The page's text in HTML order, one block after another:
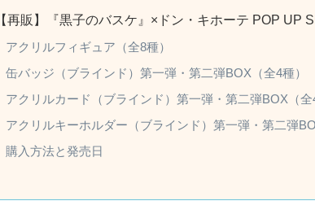
【再販】『黒子のバスケ』×ドン・キホーテ POP UP
アクリルフィギュア（全8種）
缶バッジ（ブラインド）第一弾・第二弾BOX（全4種）
アクリルカード（ブラインド）第一弾・第二弾BOX（全
アクリルキーホルダー（ブラインド）第一弾・第二弾
購入方法と発売日